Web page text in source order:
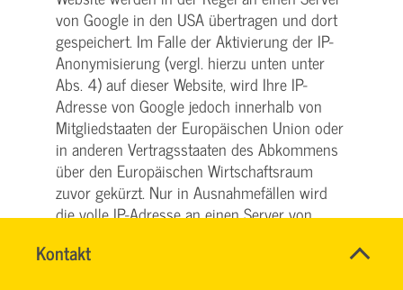
Kontakt
HASSNAE
Name*
von Google in den USA übertragen und dort
gespeichert. Im Falle der Aktivierung der IP-
Anonymisierung (vergl. hierzu unten unter
Abs. 4) auf dieser Website, wird Ihre IP-
Adresse von Google jedoch innerhalb von
Mitgliedstaaten der Europäischen Union oder
in anderen Vertragsstaaten des Abkommens
über den Europäischen Wirtschaftsraum
zuvor gekürzt. Nur in Ausnahmefällen wird
die volle IP-Adresse an einen Server von
gekürzt. Im Auftrag des Betreibers dieser